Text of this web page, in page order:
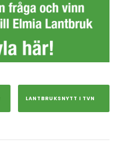
LANTBRUKSNYTT I TVN